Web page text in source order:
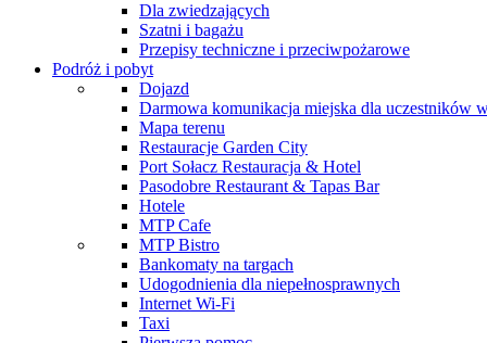
Dla zwiedzających
Szatni i bagażu
Przepisy techniczne i przeciwpożarowe
Podróż i pobyt
Dojazd
Darmowa komunikacja miejska dla uczestników
Mapa terenu
Restauracje Garden City
Port Sołacz Restauracja & Hotel
Pasodobre Restaurant & Tapas Bar
Hotele
MTP Cafe
MTP Bistro
Bankomaty na targach
Udogodnienia dla niepełnosprawnych
Internet Wi-Fi
Taxi